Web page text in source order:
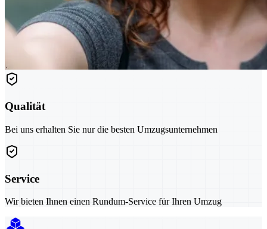
Qualität
Bei uns erhalten Sie nur die besten Umzugsunternehmen
Service
Wir bieten Ihnen einen Rundum-Service für Ihren Umzug